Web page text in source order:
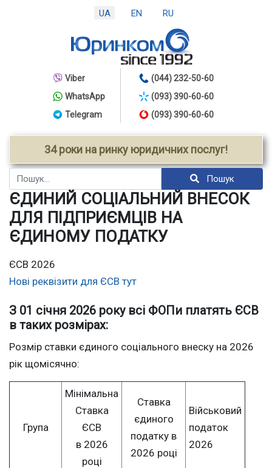
UA EN RU
Viber
WhatsApp
Telegram
(044) 232-50-60
(093) 390-60-60
(093) 390-60-60
34 роки на ринку юридичних послуг!
Пошук Пошук
ЄДИНИЙ СОЦІАЛЬНИЙ ВНЕСОК
ДЛЯ ПІДПРИЄМЦІВ НА
ЄДИНОМУ ПОДАТКУ
ЄСВ 2026
Нові реквізити для ЄСВ тут
З 01 січня 2026 року всі ФОПи платять ЄСВ
в таких розмірах:
Розмір ставки єдиного соціального внеску на 2026
рік щомісячно:
Група
Мінімальна
Ставка
ЄСВ
в 2026
році
Ставка
єдиного
податку в
2026 році
Військовий
податок
2026